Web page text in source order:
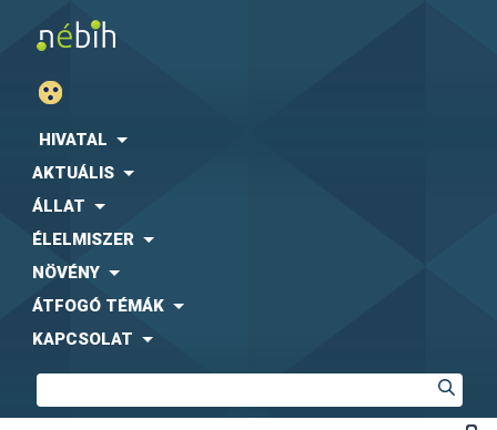
HIVATAL
AKTUÁLIS
ÁLLAT
ÉLELMISZER
NÖVÉNY
ÁTFOGÓ TÉMÁK
KAPCSOLAT